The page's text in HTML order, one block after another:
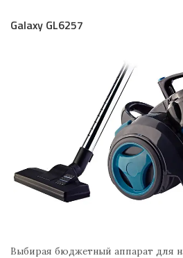
Galaxy GL6257
Выбирая бюджетный аппарат для